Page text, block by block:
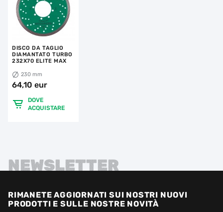
DISCO DA TAGLIO
DIAMANTATO TURBO
232X70 ELITE MAX
230 mm
64,10 eur
DOVE
ACQUISTARE
NEWSLETTER
RIMANETE AGGIORNATI SUI NOSTRI NUOVI
PRODOTTI E SULLE NOSTRE NOVITÀ